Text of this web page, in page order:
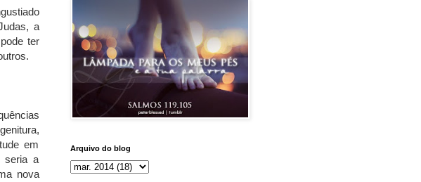
a
ter
em
seria a
nova
Arquivo do blog